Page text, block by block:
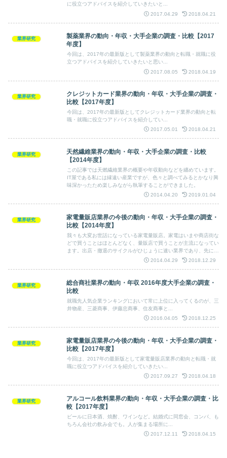
に役立つアドバイスを紹介していきたいと...
2017.04.29
2018.04.21
業界研究
製薬業界の動向・年収・大手企業の調査・比較【2017
年度】
今回は、2017年の最新版として製薬業界の動向と転職・就職に役
立つアドバイスを紹介していきたいと思い...
2017.08.05
2018.04.19
業界研究
クレジットカード業界の動向・年収・大手企業の調査・
比較【2017年度】
今回は、2017年の最新版としてクレジットカード業界の動向と転
職・就職に役立つアドバイスを紹介してい...
2017.05.01
2018.04.21
業界研究
天然繊維業界の動向・年収・大手企業の調査・比較
【2014年度】
この記事では天燃繊維業界の概要や年収動向などを纏めています。
IT屋である私には縁遠い産業ですが、色々と調べてみるとかなり興
味深かったため楽しみながら執筆することができました。
2014.04.20
2019.01.04
業界研究
家電量販店業界の今後の動向・年収・大手企業の調査・
比較【2014年度】
我々も大変お世話になっている家電量販店。家電はいまや商店街な
どで買うことはほとんどなく、量販店で買うことが主流になってい
ます。出店・撤退のサイクルがひじょうに速い業界であり、先にご
紹介したコンビニ業界同様競争が熾烈です。そんな家電量販店業界
2014.04.29 2018.12.29
業界研究
総合商社業界の動向・年収 2016年度大手企業の調査・
比較
就職先人気企業ランキングにおいて常に上位に入ってくるのが、三
井物産、三菱商事、伊藤忠商事、住友商事と...
2016.04.05
2018.12.25
業界研究
家電量販店業界の今後の動向・年収・大手企業の調査・
比較【2017年度】
今回は、2017年の最新版として家電量販店業界の動向と転職・就
職に役立つアドバイスを紹介していきたい...
2017.09.27
2018.04.18
業界研究
アルコール飲料業界の動向・年収・大手企業の調査・比
較【2017年度】
ビールに日本酒、焼酎、ワインなど。結婚式に同窓会、コンパ、も
ちろん会社の飲み会でも。人が集まる場所に...
2017.12.11
2018.04.15